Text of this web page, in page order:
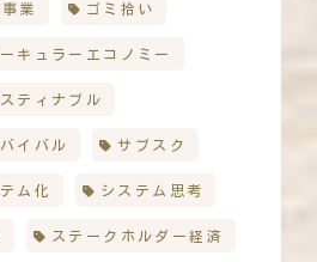
業 ゴミ拾い
キュラーエコノミー
ティナブル
イバル サブスク
ム化 システム思考
ステークホルダー経済